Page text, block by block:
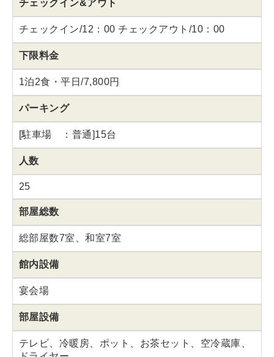
チェックイン&アウト
チェックイン/12：00 チェックアウト/10：00
下限料金
1泊2食・平日/7,800円
パーキング
[駐車場 ：普通]15台
人数
25
部屋総数
総部屋数7室、和室7室
館内設備
宴会場
部屋設備
テレビ、冷暖房、ポット、お茶セット、空冷蔵庫、